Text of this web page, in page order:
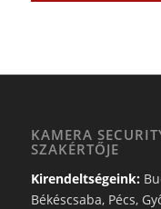
KAMERA
SZAKÉRTŐJE
Kirendeltségeink:
Békéscsaba, Pécs,